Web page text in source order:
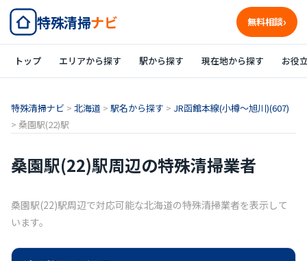
特殊清掃ナビ 無料相談
トップ エリアから探す 駅から探す 現在地から探す お役
特殊清掃ナビ > 北海道 > 駅名から探す > JR函館本線(小樽～旭川)(607)
> 桑園駅(22)駅
桑園駅(22)駅周辺の特殊清掃業者
桑園駅(22)駅周辺で対応可能な北海道の特殊清掃業者を表示して
います。